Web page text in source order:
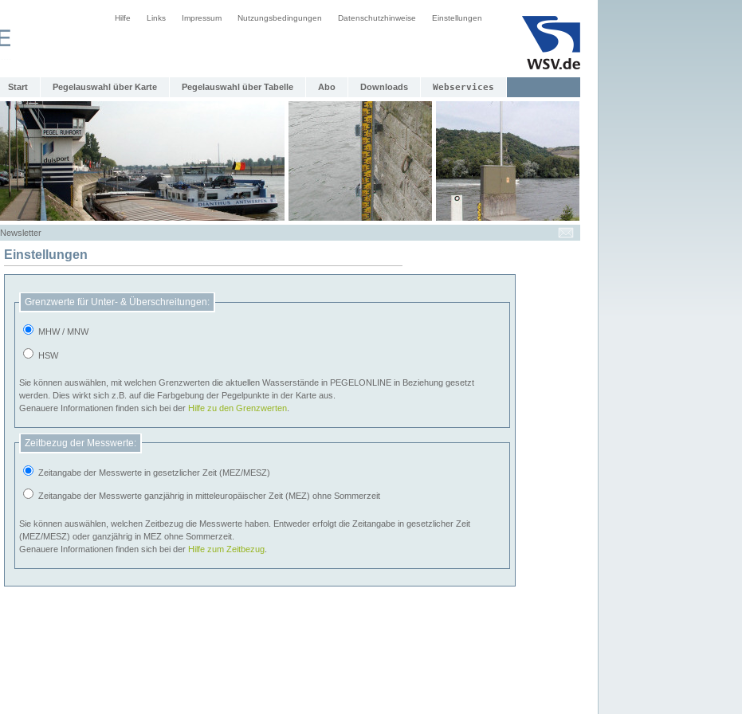
Hilfe Links Impressum Nutzungsbedingungen Datenschutzhinweise Einstellungen
Start Pegelauswahl über Karte Pegelauswahl über Tabelle Abo Downloads Webservices
Newsletter
Einstellungen
Grenzwerte für Unter- & Überschreitungen:
MHW / MNW
HSW
Sie können auswählen, mit welchen Grenzwerten die aktuellen Wasserstände in PEGELONLINE in Beziehung gesetzt
werden. Dies wirkt sich z.B. auf die Farbgebung der Pegelpunkte in der Karte aus.
Genauere Informationen finden sich bei der Hilfe zu den Grenzwerten
Zeitbezug der Messwerte:
Zeitangabe der Messwerte in gesetzlicher Zeit (MEZ/MESZ)
Zeitangabe der Messwerte ganzjährig in mitteleuropäischer Zeit (MEZ) ohne Sommerzeit
Sie können auswählen, welchen Zeitbezug die Messwerte haben. Entweder erfolgt die Zeitangabe in gesetzlicher Zeit
(MEZ/MESZ) oder ganzjährig in MEZ ohne Sommerzeit.
Genauere Informationen finden sich bei der Hilfe zum Zeitbezug